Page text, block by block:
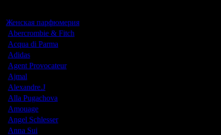
Женская парфюмерия
Abercrombie & Fitch
Acqua di Parma
Adidas
Agent Provocateur
Ajmal
Alexandre.J
Alla Pugachova
Amouage
Angel Schlesser
Anna Sui